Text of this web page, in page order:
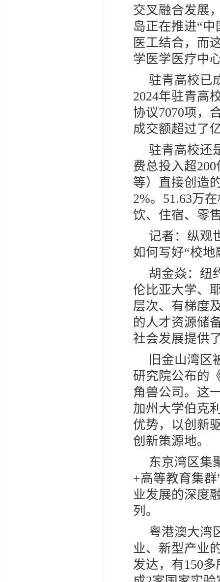
交叉融合发展
岛正在推进“
医工结合，而
学医学医疗中
驻青高校已
2024年驻青高
协议7070项，
成交额超过了
驻青高校还
费总投入超
等）直接创造
2%。51.63万
饮、住宿、零
记者：纵观
如何写好“校
胡金焱：纽
伦比亚大学、
层次、有梯度
的人才资源储
社会发展提供
旧金山湾区
研究院公布的
角兽公司。这
加州大学伯克
优势，以创新
创新策源地。
东京湾区集
+高等教育集
业发展的深度
列。
粤港澳大湾
业、新型产业
发达，有150